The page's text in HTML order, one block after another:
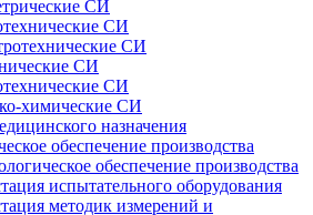
СИ
СИ
СИ
СИ
СИ
химические СИ
назначения
обеспечение производства
обеспечение производства
испытательного оборудования
методик измерений и